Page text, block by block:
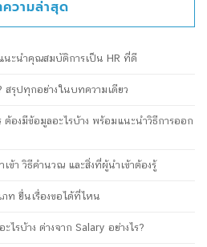
วามล่าสุด
นะนำคุณสมบัติการเป็น HR ที่ดี
สรุปทุกอย่างในบทความเดียว
องมีข้อมูลอะไรบ้าง พร้อมแนะนำวิธีการออก
ข้า วิธีคำนวณ และสิ่งที่ผู้นำเข้าต้องรู้
ท ยื่นเรื่องขอได้ที่ไหน
รบ้าง ต่างจาก Salary อย่างไร?